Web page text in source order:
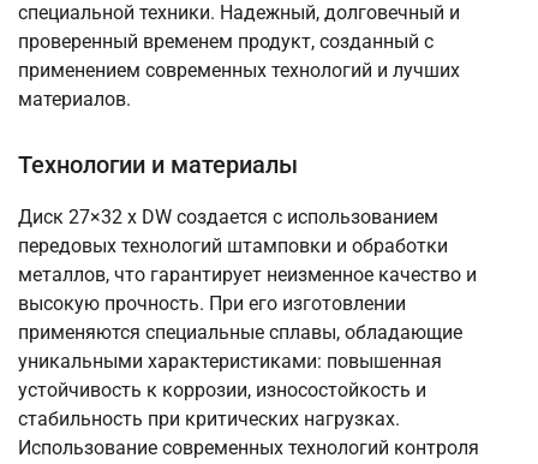
специальной техники. Надежный, долговечный и
проверенный временем продукт, созданный с
применением современных технологий и лучших
материалов.
Технологии и материалы
Диск 27×32 x DW создается с использованием
передовых технологий штамповки и обработки
металлов, что гарантирует неизменное качество и
высокую прочность. При его изготовлении
применяются специальные сплавы, обладающие
уникальными характеристиками: повышенная
устойчивость к коррозии, износостойкость и
стабильность при критических нагрузках.
Использование современных технологий контроля